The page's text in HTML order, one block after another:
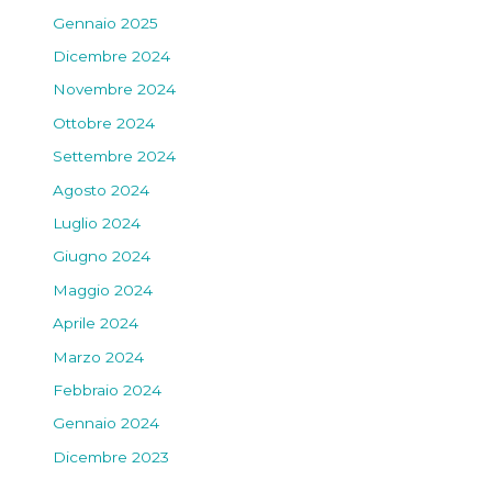
Gennaio 2025
Dicembre 2024
Novembre 2024
Ottobre 2024
Settembre 2024
Agosto 2024
Luglio 2024
Giugno 2024
Maggio 2024
Aprile 2024
Marzo 2024
Febbraio 2024
Gennaio 2024
Dicembre 2023